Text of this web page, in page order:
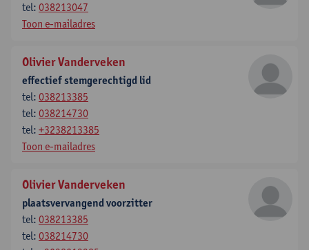
tel: 038213047
Toon e-mailadres
Olivier Vanderveken
effectief stemgerechtigd lid
tel: 038213385
tel: 038214730
tel: +3238213385
Toon e-mailadres
Olivier Vanderveken
plaatsvervangend voorzitter
tel: 038213385
tel: 038214730